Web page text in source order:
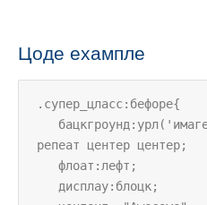
Цоде еxампле
.супер_цласс:бефоре{
репеат центер центер;